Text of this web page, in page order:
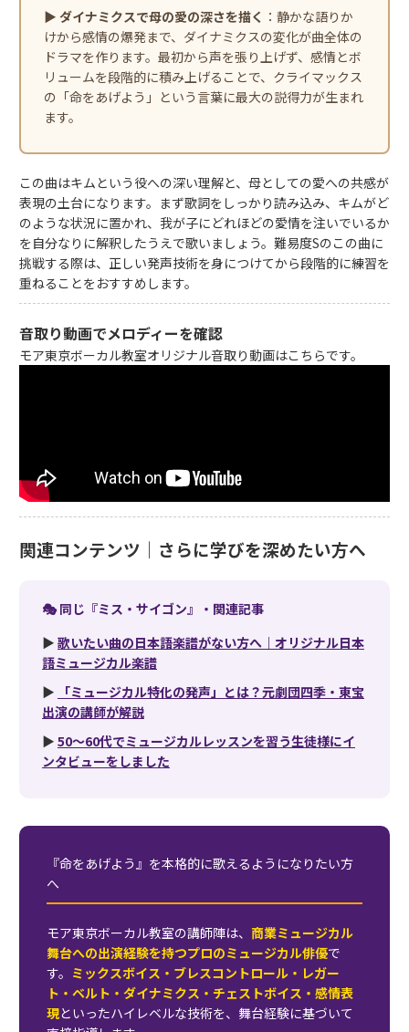
▶ ダイナミクスで母の愛の深さを描く ：静かな語りか
けから感情の爆発まで、ダイナミクスの変化が曲全体の
ドラマを作ります。最初から声を張り上げず、感情とボ
リュームを段階的に積み上げることで、クライマックス
の「命をあげよう」という言葉に最大の説得力が生まれ
ます。
この曲はキムという役への深い理解と、母としての愛への共感が
表現の土台になります。まず歌詞をしっかり読み込み、キムがど
のような状況に置かれ、我が子にどれほどの愛情を注いでいるか
を自分なりに解釈したうえで歌いましょう。難易度Sのこの曲に
挑戦する際は、正しい発声技術を身につけてから段階的に練習を
重ねることをおすすめします。
音取り動画でメロディーを確認
モア東京ボーカル教室オリジナル音取り動画はこちらです。
関連コンテンツ｜さらに学びを深めたい方へ
🎭 同じ『ミス・サイゴン』・関連記事
▶ 歌いたい曲の日本語楽譜がない方へ｜オリジナル日本
語ミュージカル楽譜
▶
「ミュージカル特化の発声」とは？元劇団四季・東宝
出演の講師が解説
▶ 50〜60代でミュージカルレッスンを習う生徒様にイ
ンタビューをしました
『命をあげよう』を本格的に歌えるようになりたい方
へ
モア東京ボーカル教室の講師陣は、 商業ミュージカル
舞台への出演経験を持つプロのミュージカル俳優で
す。 ミックスボイス・ブレスコントロール・レガー
ト・ベルト・ダイナミクス・チェストボイス・感情表
現といったハイレベルな技術を、舞台経験に基づいて